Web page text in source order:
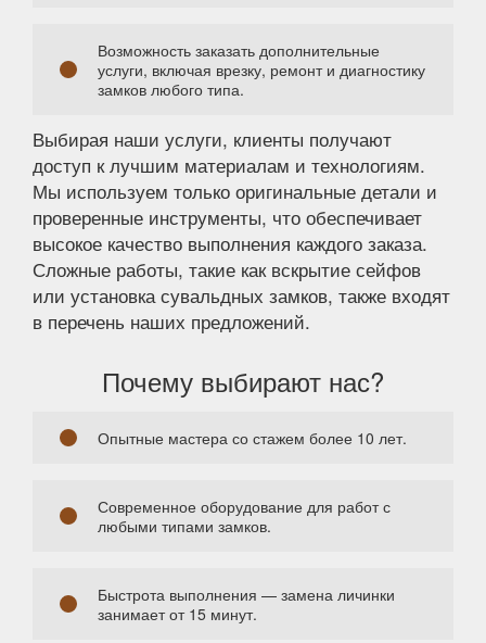
Возможность заказать дополнительные
услуги, включая врезку, ремонт и диагностику
замков любого типа.
Выбирая наши услуги, клиенты получают
доступ к лучшим материалам и технологиям.
Мы используем только оригинальные детали и
проверенные инструменты, что обеспечивает
высокое качество выполнения каждого заказа.
Сложные работы, такие как вскрытие сейфов
или установка сувальдных замков, также входят
в перечень наших предложений.
Почему выбирают нас?
Опытные мастера со стажем более 10 лет.
Современное оборудование для работ с
любыми типами замков.
Быстрота выполнения — замена личинки
занимает от 15 минут.